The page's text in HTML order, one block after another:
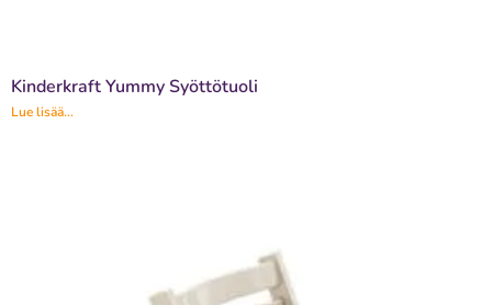
Kinderkraft Yummy Syöttötuoli
Lue lisää...